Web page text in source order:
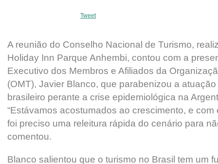
Tweet
A reunião do Conselho Nacional de Turismo,
Holiday Inn Parque Anhembi, contou com a
Executivo dos Membros e Afiliados da
(OMT), Javier Blanco, que parabenizou a
brasileiro perante a crise epidemiológica na
“Estávamos acostumados ao crescimento, e
foi preciso uma releitura rápida do cenário para
comentou.
Blanco salientou que o turismo no Brasil tem um